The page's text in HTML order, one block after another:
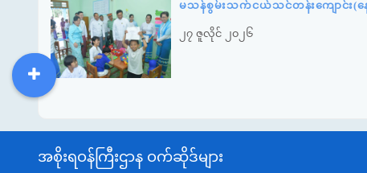
မသန်စွမ်းသက်ငယ်သင်တန်းကျောင်း(န
၂၇ ဇူလိုင် ၂၀၂၆
အစိုးရဝန်ကြီးဌာန ဝက်ဆိုဒ်များ
DDM